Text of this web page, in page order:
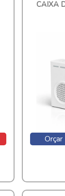
CAIXA
Orçar